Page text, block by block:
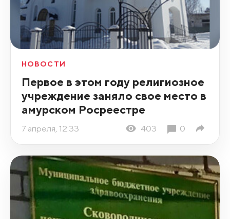
НОВОСТИ
Первое в этом году религиозное
учреждение заняло свое место в
амурском Росреестре
7 апреля, 12:33 403 0